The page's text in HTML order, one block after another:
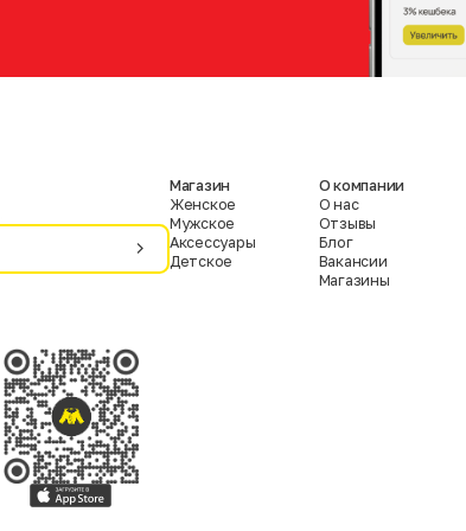
Магазин
Женское
Мужское
Аксессуары
Детское
О компании
О нас
Отзывы
Блог
Вакансии
Магазины